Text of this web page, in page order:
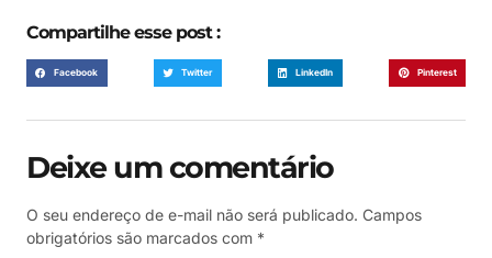
Compartilhe esse post :
Facebook Twitter LinkedIn Pinterest
Deixe um comentário
O seu endereço de e-mail não será publicado. Campos
obrigatórios são marcados com *